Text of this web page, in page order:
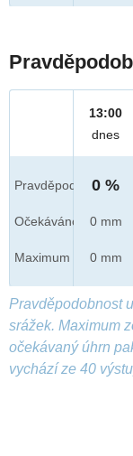
Pravděpod.
Očekáváno
Maximum
13:00
dnes
0 %
0 mm
0 mm
Pravděpodobnost
srážek. Maximum
očekávaný úhrn
vychází ze 40